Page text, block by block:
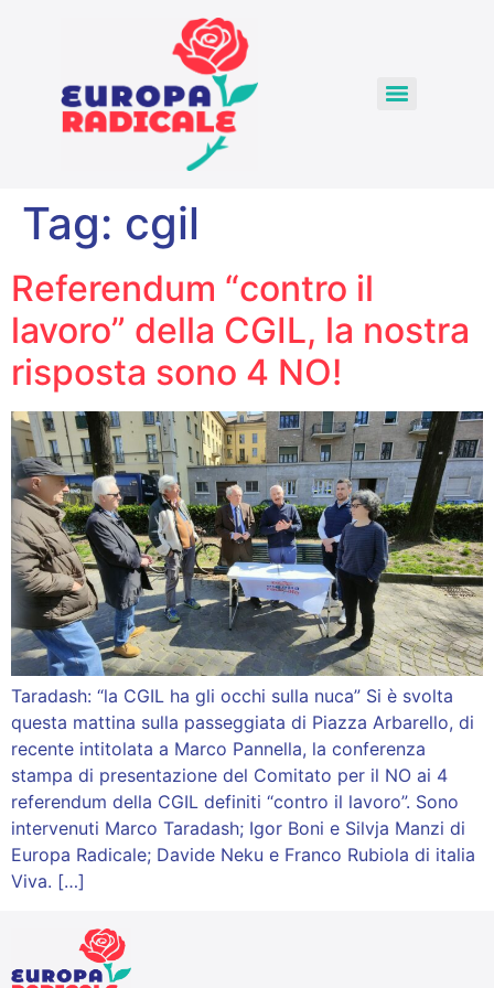
Tag: cgil
Referendum “contro il
lavoro” della CGIL, la nostra
risposta sono 4 NO!
Taradash: “la CGIL ha gli occhi sulla nuca” ​Si è svolta
questa mattina sulla passeggiata di Piazza Arbarello, di
recente intitolata a Marco Pannella, la conferenza
stampa di presentazione del Comitato per il NO ai 4
referendum della CGIL definiti “contro il lavoro”. Sono
intervenuti Marco Taradash; Igor Boni e Silvja Manzi di
Europa Radicale; Davide Neku e Franco Rubiola di italia
Viva. […]